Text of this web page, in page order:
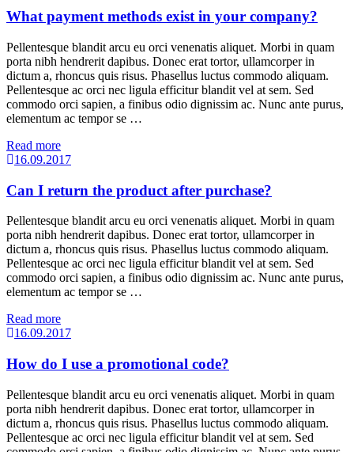
What payment methods exist in your company?
Pellentesque blandit arcu eu orci venenatis aliquet. Morbi in quam
porta nibh hendrerit dapibus. Donec erat tortor, ullamcorper in
dictum a, rhoncus quis risus. Phasellus luctus commodo aliquam.
Pellentesque ac orci nec ligula efficitur blandit vel at sem. Sed
commodo orci sapien, a finibus odio dignissim ac. Nunc ante purus,
elementum ac tempor se …
Read more
16.09.2017
Can I return the product after purchase?
Pellentesque blandit arcu eu orci venenatis aliquet. Morbi in quam
porta nibh hendrerit dapibus. Donec erat tortor, ullamcorper in
dictum a, rhoncus quis risus. Phasellus luctus commodo aliquam.
Pellentesque ac orci nec ligula efficitur blandit vel at sem. Sed
commodo orci sapien, a finibus odio dignissim ac. Nunc ante purus,
elementum ac tempor se …
Read more
16.09.2017
How do I use a promotional code?
Pellentesque blandit arcu eu orci venenatis aliquet. Morbi in quam
porta nibh hendrerit dapibus. Donec erat tortor, ullamcorper in
dictum a, rhoncus quis risus. Phasellus luctus commodo aliquam.
Pellentesque ac orci nec ligula efficitur blandit vel at sem. Sed